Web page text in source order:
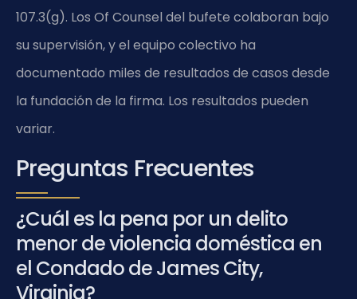
107.3(g). Los Of Counsel del bufete colaboran bajo
su supervisión, y el equipo colectivo ha
documentado miles de resultados de casos desde
la fundación de la firma. Los resultados pueden
variar.
Preguntas Frecuentes
¿Cuál es la pena por un delito
menor de violencia doméstica en
el Condado de James City,
Virginia?